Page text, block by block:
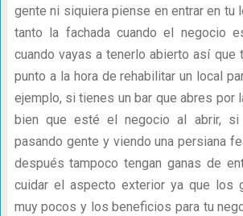
gente ni siquiera piense en entrar en tu
tanto la fachada cuando el negocio
cuando vayas a tenerlo abierto así que
punto a la hora de rehabilitar un local
ejemplo, si tienes un bar que abres por
bien que esté el negocio al abrir,
pasando gente y viendo una persiana
después tampoco tengan ganas de
cuidar el aspecto exterior ya que los
muy pocos y los beneficios para tu